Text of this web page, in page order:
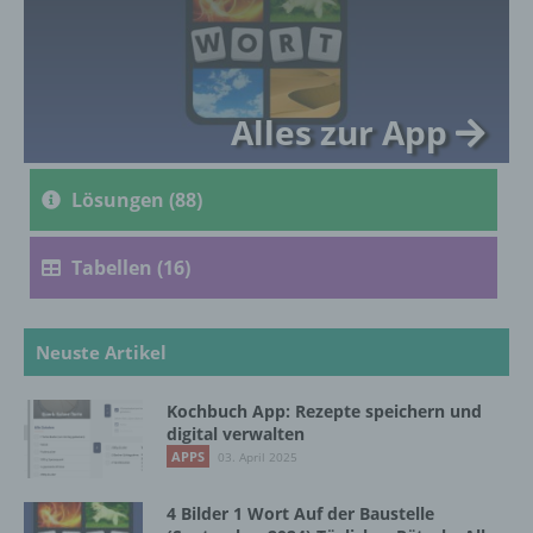
Alles zur App
Lösungen (88)
Tabellen (16)
Neuste Artikel
Kochbuch App: Rezepte speichern und
digital verwalten
APPS 03. April 2025
4 Bilder 1 Wort Auf der Baustelle
c) Verarbeitung
Verarbeitung ist jeder mit oder ohne Hilfe
automatisierter Verfahren ausgeführte
Vorgang oder jede solche Vorgangsreihe im
Daten wie das Erheben, das Erfassen, die
Organisation, das Ordnen, die Speicherung,
Auslesen, das Abfragen, die Verwendung,
die Offenlegung durch Übermittlung,
Bereitstellung, den Abgleich oder die